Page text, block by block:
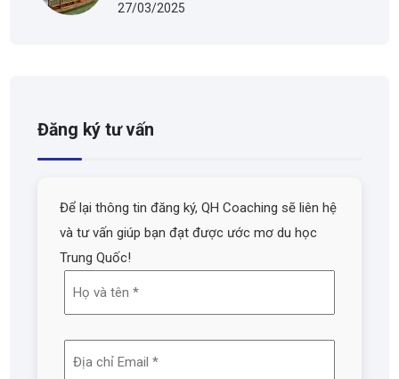
27/03/2025
Đăng ký tư vấn
Để lại thông tin đăng ký, QH Coaching sẽ liên hệ
và tư vấn giúp bạn đạt được ước mơ du học
Trung Quốc!
tên
(Required)